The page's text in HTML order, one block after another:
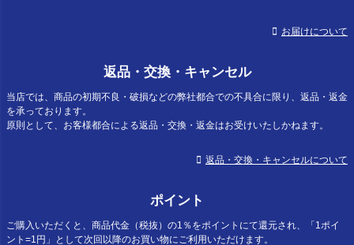
お届けについて
返品・交換・キャンセル
当店では、商品の初期不良・破損などの弊社都合での不具合に限り、返品・返金
を承っております。
原則として、お客様都合による返品・交換・返金はお受けいたしかねます。
返品・交換・キャンセルについて
ポイント
ご購入いただくと、商品代金（税抜）の1％をポイントにて還元され、「1ポイ
ント=1円」として次回以降のお買い物にご利用いただけます。